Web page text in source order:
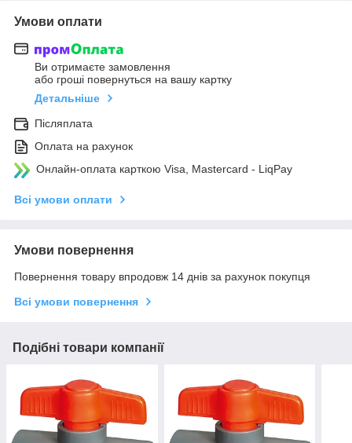
Умови оплати
Ви отримаєте замовлення
або гроші повернуться на вашу картку
Детальніше
Післяплата
Оплата на рахунок
Онлайн-оплата карткою Visa, Mastercard - LiqPay
Всі умови оплати
Умови повернення
Повернення товару впродовж 14 днів за рахунок покупця
Всі умови повернення
Подібні товари компанії